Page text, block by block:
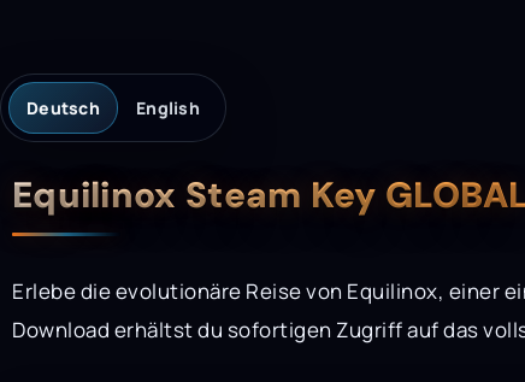
Deutsch English
Beschreibung
Equilinox Steam Key
Erlebe die evolutionäre Reise von Equilinox, einer
Download erhältst du sofortigen Zugriff auf das